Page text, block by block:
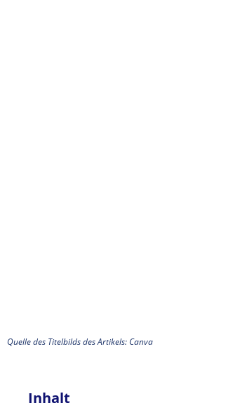
Quelle des Titelbilds des Artikels: Canva
Inhalt